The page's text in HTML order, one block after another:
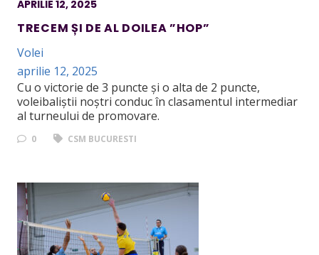
APRILIE 12, 2025
TRECEM ȘI DE AL DOILEA ”HOP”
Volei
aprilie 12, 2025
Cu o victorie de 3 puncte și o alta de 2 puncte,
voleibaliștii noștri conduc în clasamentul intermediar
al turneului de promovare.
0 CSM BUCURESTI